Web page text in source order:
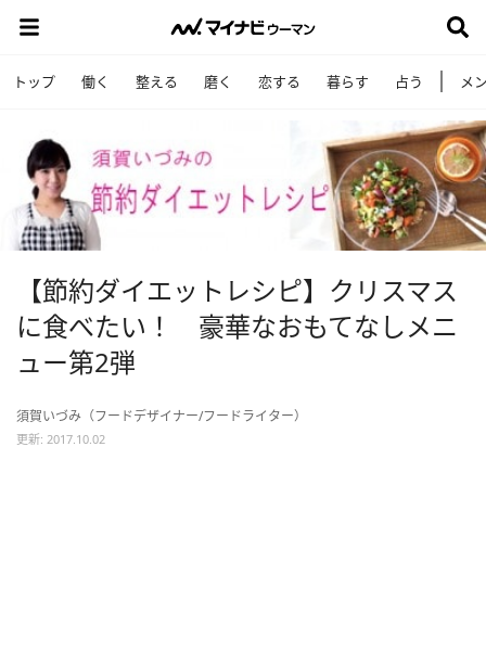
トップ 働く 整える 磨く 恋する 暮らす 占う メ
【節約ダイエットレシピ】クリスマス
に食べたい！ 豪華なおもてなしメニ
ュー第2弾
須賀いづみ（フードデザイナー/フードライター）
更新: 2017.10.02